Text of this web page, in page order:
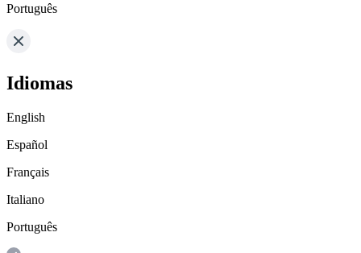
Português
Idiomas
English
Español
Français
Italiano
Português